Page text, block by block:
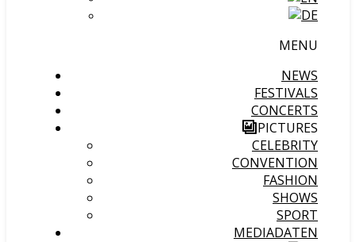
MENU
NEWS
FESTIVALS
CONCERTS
PICTURES
CELEBRITY
CONVENTION
FASHION
SHOWS
SPORT
MEDIADATEN